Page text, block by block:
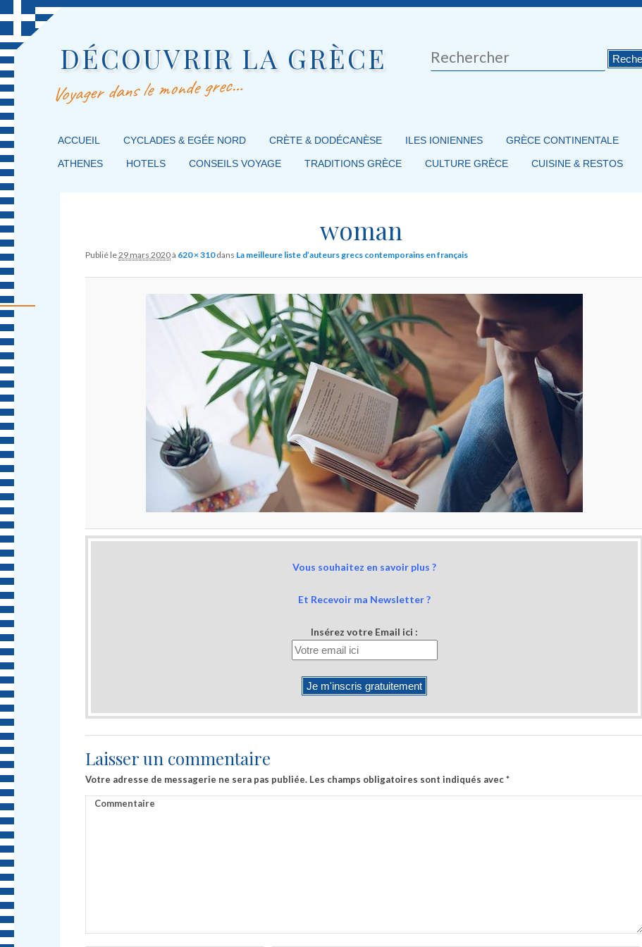
DÉCOUVRIR LA GRÈCE
Voyager dans le monde grec…
Rechercher
MENU PRINCIPAL
MASQUER LA NAVIGATION PRINCIPALE
MASQUER LA NAVIGATION SECONDAIRE
ACCUEIL CYCLADES & EGÉE NORD CRÈTE & DODÉCANÈSE ILES IONIENNES GRÈCE CONTINENTALE
ATHENES HOTELS CONSEILS VOYAGE TRADITIONS GRÈCE CULTURE GRÈCE CUISINE & RESTOS
woman
Publié le29 mars 2020à 620 × 310dans La meilleure liste d’auteurs grecs contemporains en français
Vous souhaitez en savoir plus ?
Et Recevoir ma Newsletter ?
Insérez votre Email ici :
Laisser un commentaire
Votre adresse de messagerie ne sera pas publiée. Les champs obligatoires sont indiqués avec*
Commentaire